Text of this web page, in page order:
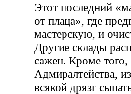
Этот последний
от плаца», где
мастерскую, и
Другие склады
сажен. Кроме
Адмиралтейства,
всякой дрязг